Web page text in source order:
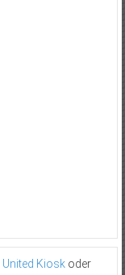
United Kioskoder